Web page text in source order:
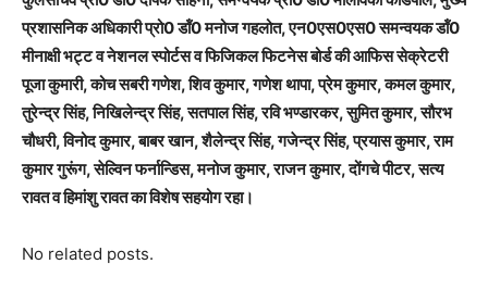
प्रशासनिक अधिकारी प्रो0 डॉं0 मनोज गहलोत, एन0एस0एस0 समन्वयक डॉं0
मीनाक्षी भट्ट व नेशनल स्पोर्टस व फिजिकल फिटनेस बोर्ड की आफिस सेक्रेटरी
पूजा कुमारी, कोच सबरी गणेश, शिव कुमार, गणेश थापा, प्रेम कुमार, कमल कुमार,
तुरेन्द्र सिंह, निखिलेन्द्र सिंह, सतपाल सिंह, रवि भण्डारकर, सुमित कुमार, सौरभ
चौधरी, विनोद कुमार, बाबर खान, शैलेन्द्र सिंह, गजेन्द्र सिंह, प्रयास कुमार, राम
कुमार गुरूंग, सेल्विन फर्नान्डिस, मनोज कुमार, राजन कुमार, दोंगचे पीटर, सत्य
रावत व हिमांशु रावत का विशेष सहयोग रहा।
No related posts.